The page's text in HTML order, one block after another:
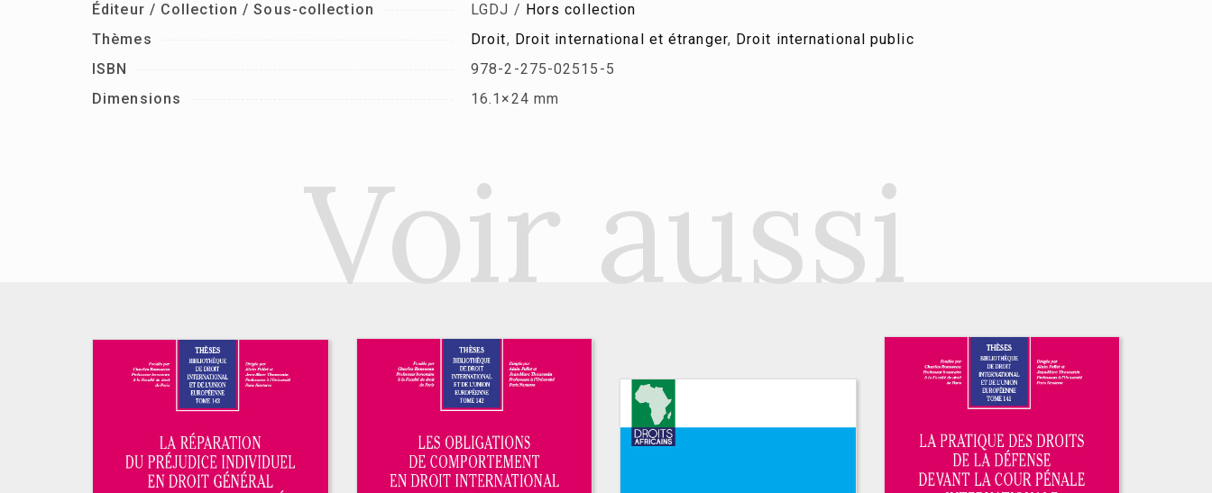
Éditeur / Collection / Sous-collection
LGDJ / Hors collection
Thèmes
Droit, Droit international et étranger, Droit international public
ISBN
978-2-275-02515-5
Dimensions
16.1×24 mm
Voir aussi